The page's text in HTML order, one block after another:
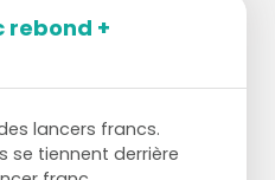
vite que possible
rond central,
tentative de but et 2
à ce que vous
de coups marqués.
d'où les joueurs tirent
varier.
rebond +
lancers francs.
se tiennent derrière